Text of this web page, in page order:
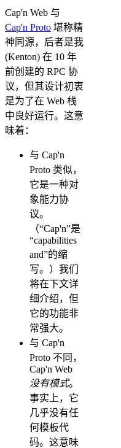
Cap'n Web 与
Cap'n Proto 堪称精
神同源，后者是我
(Kenton) 在 10 年
前创建的 RPC 协
议，但其设计初衷
是为了在 Web 栈
中良好运行。这意
味着：
与 Cap'n
Proto 类似，
它是一种对
象能力协
议。
（“Cap'n”是
“capabilities
and”的缩
写。）我们
将在下文详
细介绍，但
它的功能非
常强大。
与 Cap'n
Proto 不同，
Cap'n Web
没有模式。
事实上，它
几乎没有任
何模板代
码。这意味